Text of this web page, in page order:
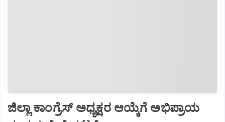
ಜಿಲ್ಲಾ ಕಾಂಗ್ರೆಸ್ ಅಧ್ಯಕ್ಷರ ಆಯ್ಕೆಗೆ ಅಭಿಪ್ರಾಯ